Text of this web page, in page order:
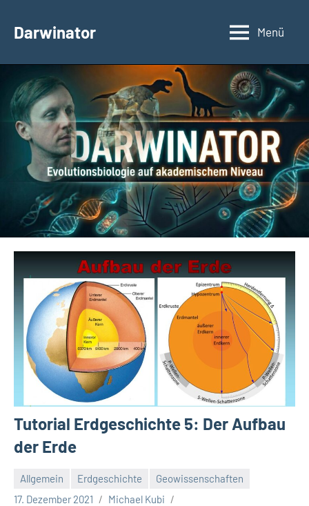
InhaltDarwinator
Evolutionsbiologie
Menü
Tutorial Erdgeschichte 5: Der Aufbau
der Erde
Allgemein Erdgeschichte
Geowissenschaften
17. Dezember 2021
Michael Kubi